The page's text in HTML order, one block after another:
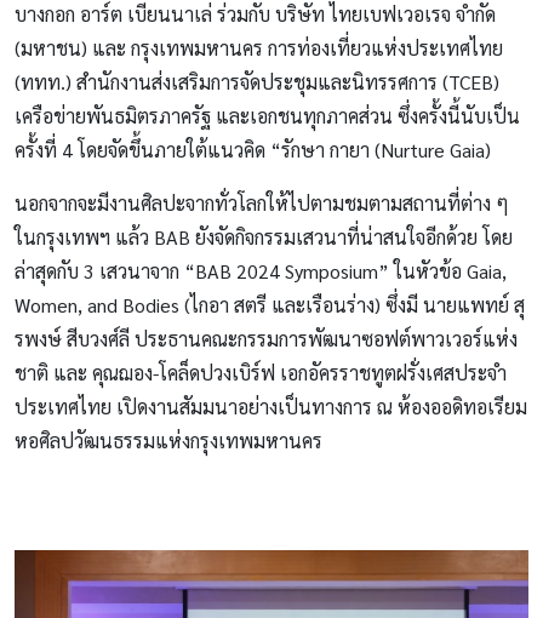
บางกอก อาร์ต เบียนนาเล่ ร่วมกับ บริษัท ไทยเบฟเวอเรจ จำกัด
(มหาชน) และ กรุงเทพมหานคร การท่องเที่ยวแห่งประเทศไทย
(ททท.) สำนักงานส่งเสริมการจัดประชุมและนิทรรศการ (TCEB)
เครือข่ายพันธมิตรภาครัฐ และเอกชนทุกภาคส่วน ซึ่งครั้งนี้นับเป็น
ครั้งที่ 4 โดยจัดขึ้นภายใต้แนวคิด “รักษา กายา (Nurture Gaia)
นอกจากจะมีงานศิลปะจากทั่วโลกให้ไปตามชมตามสถานที่ต่าง ๆ
ในกรุงเทพฯ แล้ว BAB ยังจัดกิจกรรมเสวนาที่น่าสนใจอีกด้วย โดย
ล่าสุดกับ 3 เสวนาจาก “BAB 2024 Symposium” ในหัวข้อ Gaia,
Women, and Bodies (ไกอา สตรี และเรือนร่าง) ซึ่งมี นายแพทย์ สุ
รพงษ์ สีบวงศ์ลี ประธานคณะกรรมการพัฒนาซอฟต์พาวเวอร์แห่ง
ชาติ และ คุณฌอง-โคล็ดปวงเบิร์ฟ เอกอัครราชทูตฝรั่งเศสประจำ
ประเทศไทย เปิดงานสัมมนาอย่างเป็นทางการ ณ ห้องออดิทอเรียม
หอศิลปวัฒนธรรมแห่งกรุงเทพมหานคร